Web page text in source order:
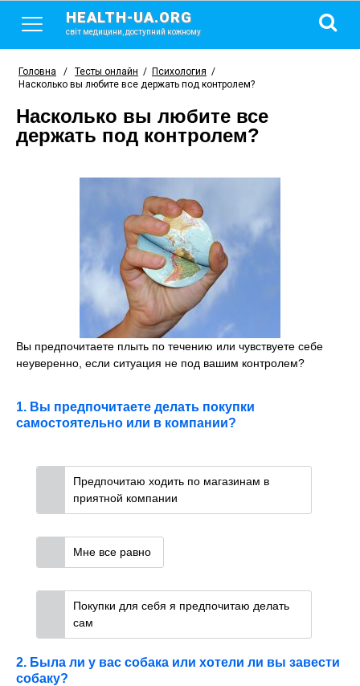
HEALTH-UA.ORG
світ медицини, доступний кожному
Головна / Тесты онлайн / Психология /
Насколько вы любите все держать под контролем?
Насколько вы любите все
держать под контролем?
Вы предпочитаете плыть по течению или чувствуете себе
неуверенно, если ситуация не под вашим контролем?
1. Вы предпочитаете делать покупки
самостоятельно или в компании?
Предпочитаю ходить по магазинам в
приятной компании
Мне все равно
Покупки для себя я предпочитаю делать
сам
2. Была ли у вас собака или хотели ли вы завести
собаку?